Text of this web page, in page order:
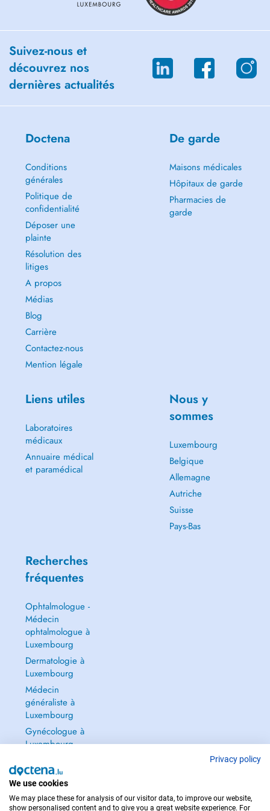
Suivez-nous et
découvrez nos
dernières actualités
Doctena
Conditions
générales
Politique de
confidentialité
Déposer une
plainte
Résolution des
litiges
A propos
Médias
Blog
Carrière
Contactez-nous
Mention légale
De garde
Maisons médicales
Hôpitaux de garde
Pharmacies de
garde
Liens utiles
Laboratoires
médicaux
Annuaire médical
et paramédical
Nous y
sommes
Luxembourg
Belgique
Allemagne
Autriche
Suisse
Pays-Bas
Recherches
fréquentes
Ophtalmologue -
Médecin
ophtalmologue à
Luxembourg
Dermatologie à
Luxembourg
Médecin
généraliste à
Luxembourg
Gynécologue à
Luxembourg
Privacy policy
We use cookies
We may place these for analysis of our visitor data, to improve our website,
show personalised content and to give you a great website experience. For